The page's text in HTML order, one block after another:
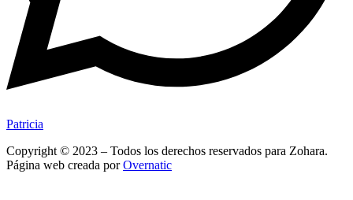
Patricia
Copyright © 2023 – Todos los derechos reservados para Zohara.
Página web creada porOvernatic